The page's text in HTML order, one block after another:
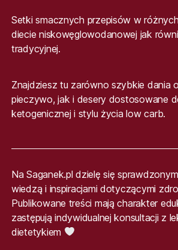
Setki smacznych przepisów w
diecie niskowęglowodanowej jak
tradycyjnej.
Znajdziesz tu zarówno szybkie dania
pieczywo, jak i desery dostosowane
ketogenicznej i stylu życia low carb.
Na Saganek.pl dzielę się
wiedzą i inspiracjami dotyczącymi
Publikowane treści mają charakter
zastępują indywidualnej konsultacji z
dietetykiem